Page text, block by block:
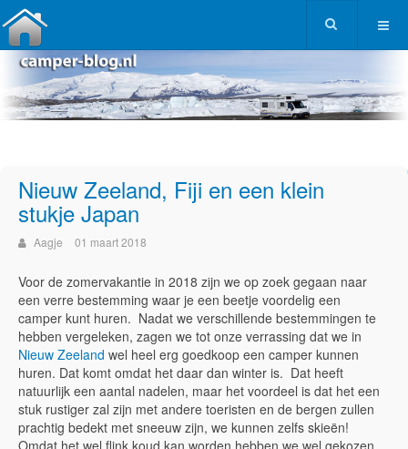
Nieuw Zeeland, Fiji en een klein
stukje Japan
Aagje 01 maart 2018
Voor de zomervakantie in 2018 zijn we op zoek gegaan naar
een verre bestemming waar je een beetje voordelig een
camper kunt huren. Nadat we verschillende bestemmingen te
hebben vergeleken, zagen we tot onze verrassing dat we in
Nieuw Zeeland wel heel erg goedkoop een camper kunnen
huren. Dat komt omdat het daar dan winter is. Dat heeft
natuurlijk een aantal nadelen, maar het voordeel is dat het een
stuk rustiger zal zijn met andere toeristen en de bergen zullen
prachtig bedekt met sneeuw zijn, we kunnen zelfs skieën!
Omdat het wel flink koud kan worden hebben we wel gekozen